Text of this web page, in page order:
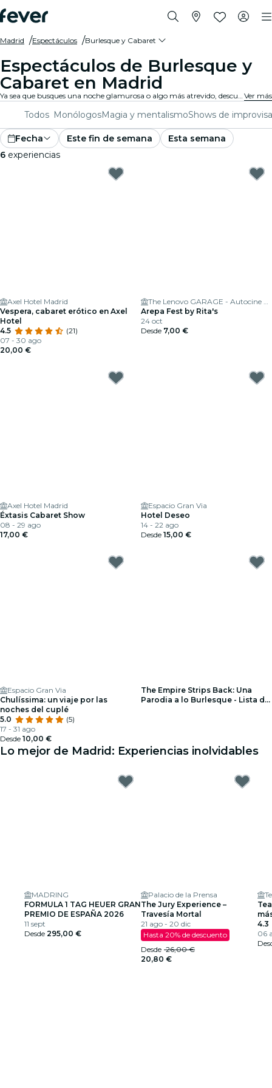
Madrid Espectáculos Burlesque y Cabaret
Espectáculos de Burlesque y
Cabaret en Madrid
Ya sea que busques una noche glamurosa o algo más atrevido, descubre desde el burlesque tradicional hasta los espectáculos de cabaret contemporáneo en Madrid, y disfruta de una experiencia única y divertida. Ver más
Todos MonólogosMagia y mentalismoShows de
Fecha Este fin de semana
Esta semana
6 experiencias
Axel Hotel Madrid
Vespera, cabaret erótico en Axel
Hotel
4.5
(21)
07 - 30 ago
20,00 €
The Lenovo GARAGE - Autocine Madrid
Arepa Fest by Rita's
24 oct
Desde 7,00 €
Axel Hotel Madrid
Éxtasis Cabaret Show
08 - 29 ago
17,00 €
Espacio Gran Via
Hotel Deseo
14 - 22 ago
Desde 15,00 €
Espacio Gran Via
Chulíssima: un viaje por las
noches del cuplé
5.0
(5)
17 - 31 ago
Desde 10,00 €
The Empire Strips Back: Una
Parodia a lo Burlesque - Lista de
Lo mejor de Madrid: Experiencias inolvidables
MADRING
FORMULA 1 TAG HEUER GRAN
PREMIO DE ESPAÑA 2026
11 sept
Desde 295,00 €
Palacio de la Prensa
The Jury Experience –
Travesía Mortal
21 ago - 20 dic
Hasta 20% de descuento
Desde 26,00 €
20,80 €
4.3
06